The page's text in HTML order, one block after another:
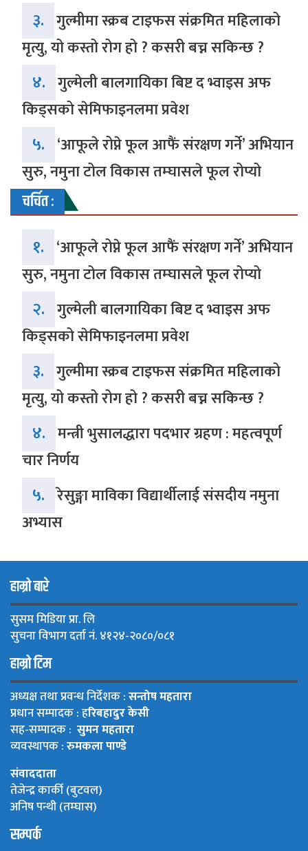
३. गुल्मीमा स्क्रब टाइफस संक्रमित महिलाको
मृत्यु, यो कस्तो रोग हो ? कसरी बच्न सकिन्छ ?
४. गुल्मेली बालगायिका बिष्ट द भ्वाइस अफ
किड्सको सेमिफाइनलमा प्रवेश
५. ‘आफूले रोप्ने फूल आफैं संरक्षण गर्ने’ अभियान
सुरु, नमुना टोल विकास तम्घासले फूल रोप्यो
चर्चित :
१. ‘आफूले रोप्ने फूल आफैं संरक्षण गर्ने’ अभियान
सुरु, नमुना टोल विकास तम्घासले फूल रोप्यो
२. गुल्मेली बालगायिका बिष्ट द भ्वाइस अफ
किड्सको सेमिफाइनलमा प्रवेश
३. गुल्मीमा स्क्रब टाइफस संक्रमित महिलाको
मृत्यु, यो कस्तो रोग हो ? कसरी बच्न सकिन्छ ?
४. मन्त्री भुसालद्धारा पदभार ग्रहण : महत्वपूर्ण
चार निर्णय
५. रेसुङ्गा माविका विद्यार्थीलाई संसदीय नमुना
अभ्यास
हाम्रो बारे
सुसम मिडिया प्रा. लि
सुचना विभाग दर्ता नं. ४१२४-२०८०/०८१
हाम्रो टिम
अध्यक्ष तथा प्रवन्ध निर्देशक :सन्तोष महतारा
प्रधान सम्पादक : हरिबहादुर केसी
सह-सम्पादक : सुमन महतारा
व्यवस्थापक :रुमकला पाण्डे
संवाददाता
तेजेन्द्र कार्की (बुटवल)
अनिष पन्थी (तम्घास)
सम्पर्क